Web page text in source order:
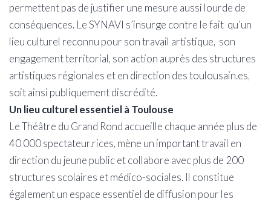
permettent pas de justifier une mesure aussi lourde de
conséquences. Le SYNAVI s’insurge contre le fait qu’un
lieu culturel reconnu pour son travail artistique, son
engagement territorial, son action auprès des structures
artistiques régionales et en direction des toulousain.es,
soit ainsi publiquement discrédité.
Un lieu culturel essentiel à Toulouse
Le Théâtre du Grand Rond accueille chaque année plus de
40 000 spectateur.rices, mène un important travail en
direction du jeune public et collabore avec plus de 200
structures scolaires et médico-sociales. Il constitue
également un espace essentiel de diffusion pour les